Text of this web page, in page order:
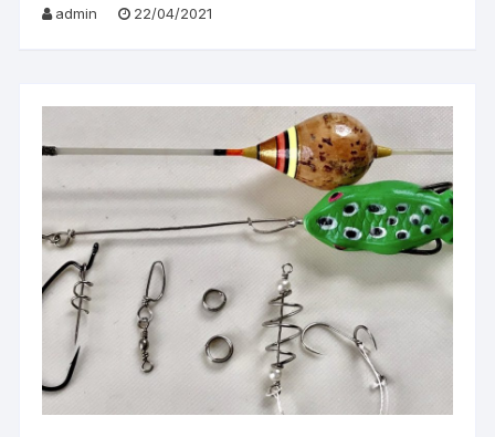
admin 22/04/2021